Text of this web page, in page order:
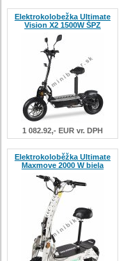
Elektrokolobežka Ultimate
Vision X2 1500W ŠPZ
1 082.92,- EUR vr. DPH
Elektrokoloběžka Ultimate
Maxmove 2000 W biela